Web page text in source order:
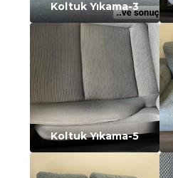
Koltuk Yıkama-3
Koltuk Yıkama-5